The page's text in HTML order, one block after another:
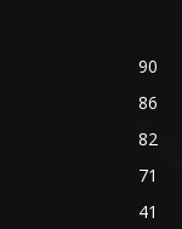
90
86
82
71
41